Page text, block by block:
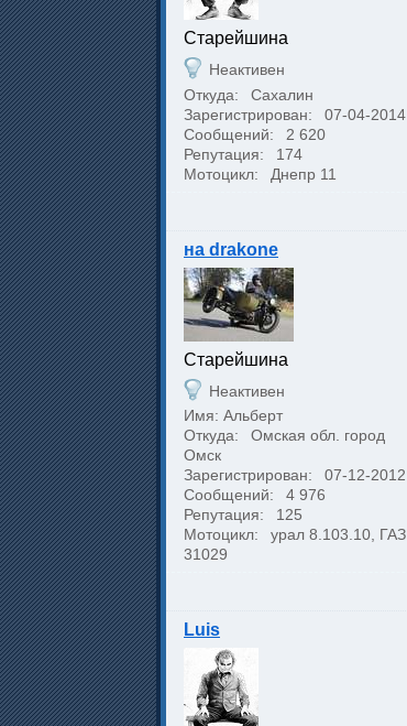
Cтарейшина
Неактивен
Откуда:
Сахалин
Зарегистрирован:
07-04-2014
Сообщений:
2 620
Репутация:
174
Мотоцикл:
Днепр 11
на drakone
Cтарейшина
Неактивен
Имя: Альберт
Откуда:
Омская обл. город
Омск
Зарегистрирован:
07-12-2012
Сообщений:
4 976
Репутация:
125
Мотоцикл:
урал 8.103.10, ГАЗ
31029
Luis